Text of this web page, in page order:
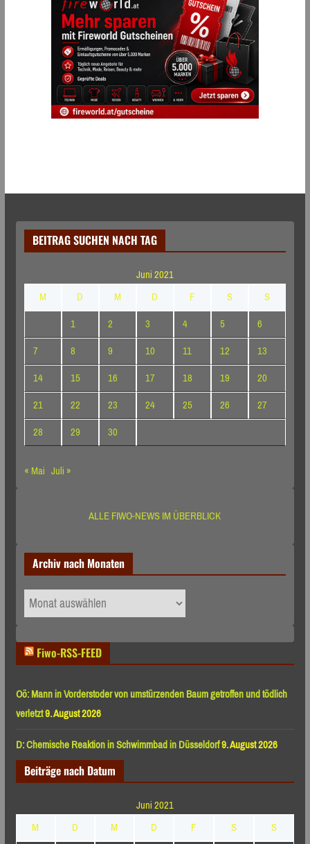
BEITRAG SUCHEN NACH TAG
Juni 2021
M
D M D F S
S
1
2 3 4 5
6
7
8 9 10 11 12
13
14
15 16 17 18 19
20
21
22 23 24 25 26
27
28
29
30
« Mai Juli »
ALLE FIWO-NEWS IM ÜBERBLICK
Archiv nach Monaten
Archiv
nach
Fiwo-RSS-FEED
Oö: Mann in Vorderstoder von umstürzenden Baum getroffen und tödlich
verletzt9. August 2026
D: Chemische Reaktion in Schwimmbad in Düsseldorf9. August 2026
Beiträge nach Datum
Juni 2021
M
D M D F S
S